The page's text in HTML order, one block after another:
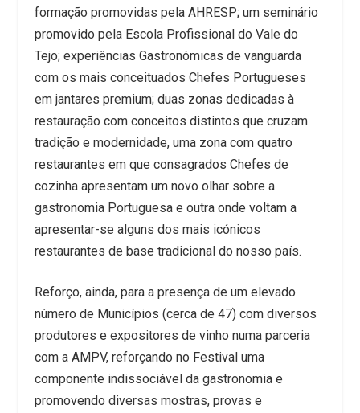
formação promovidas pela AHRESP; um seminário
promovido pela Escola Profissional do Vale do
Tejo; experiências Gastronómicas de vanguarda
com os mais conceituados Chefes Portugueses
em jantares premium; duas zonas dedicadas à
restauração com conceitos distintos que cruzam
tradição e modernidade, uma zona com quatro
restaurantes em que consagrados Chefes de
cozinha apresentam um novo olhar sobre a
gastronomia Portuguesa e outra onde voltam a
apresentar-se alguns dos mais icónicos
restaurantes de base tradicional do nosso país.
Reforço, ainda, para a presença de um elevado
número de Municípios (cerca de 47) com diversos
produtores e expositores de vinho numa parceria
com a AMPV, reforçando no Festival uma
componente indissociável da gastronomia e
promovendo diversas mostras, provas e